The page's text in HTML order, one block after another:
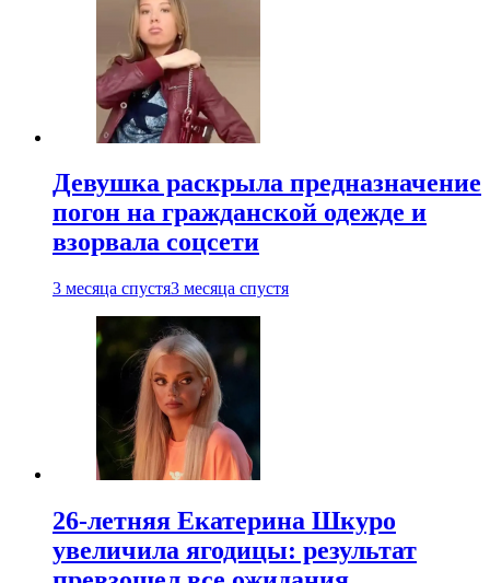
Девушка раскрыла предназначение
погон на гражданской одежде и
взорвала соцсети
3 месяца спустя3 месяца спустя
26-летняя Екатерина Шкуро
увеличила ягодицы: результат